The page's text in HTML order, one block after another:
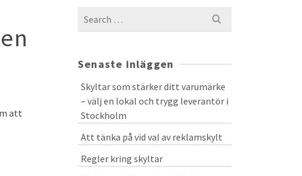
att
Search
Senaste inläggen
Skyltar som stärker ditt varumärke
– välj en lokal och trygg leverantör i
Stockholm
Att tänka på vid val av reklamskylt
Regler kring skyltar